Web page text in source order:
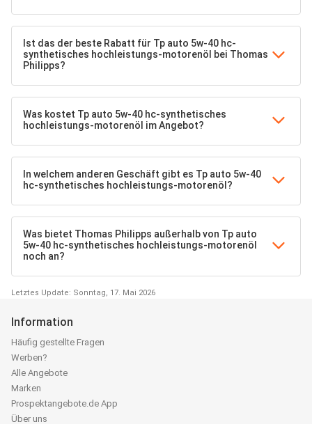
Ist das der beste Rabatt für Tp auto 5w-40 hc-
synthetisches hochleistungs-motorenöl bei Thomas
Philipps?
Was kostet Tp auto 5w-40 hc-synthetisches
hochleistungs-motorenöl im Angebot?
In welchem anderen Geschäft gibt es Tp auto 5w-40
hc-synthetisches hochleistungs-motorenöl?
Was bietet Thomas Philipps außerhalb von Tp auto
5w-40 hc-synthetisches hochleistungs-motorenöl
noch an?
Letztes Update: Sonntag, 17. Mai 2026
Information
Häufig gestellte Fragen
Werben?
Alle Angebote
Marken
Prospektangebote.de App
Über uns